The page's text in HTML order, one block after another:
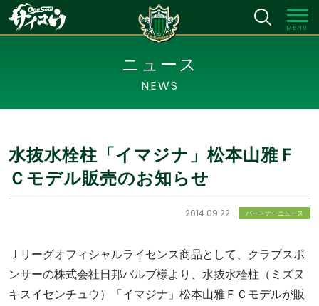
MENU
ニュース
NEWS
水抜水栓柱「イマジナ」松本山雅Ｆ
Ｃモデル販売のお知らせ
2014.09.22 パートナーニュース
Ｊリーグオフィシャルライセンス商品として、クラブスポ
ンサーの株式会社日邦バルブ様より、水抜水栓柱（ミズヌ
キスイセンチュウ）「イマジナ」松本山雅ＦＣモデルが販